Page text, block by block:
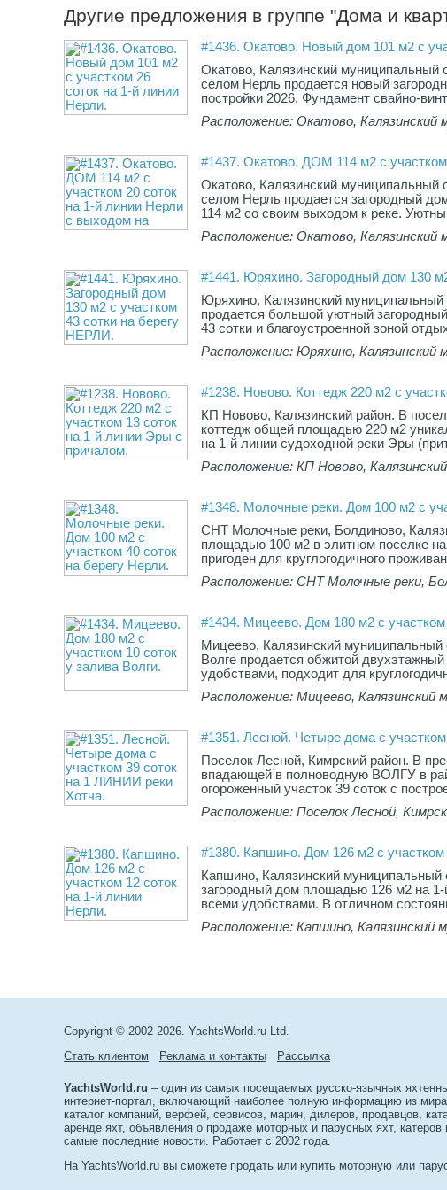
Другие предложения в группе "Дома и
#1436. Окатово. Новый дом 101 м2 с
Окатово, Калязинский
селом Нерль продается новый
постройки 2026. Фундамент свайно-
Расположение: Окатово, Калязинский
#1437. Окатово. ДОМ 114 м2 с
Окатово, Калязинский
селом Нерль продается загородный
114 м2 со своим выходом к реке.
Расположение: Окатово, Калязинский
#1441. Юряхино. Загородный дом 130
Юряхино, Калязинский муниципальный
продается большой уютный
43 сотки и благоустроенной зоной
Расположение: Юряхино, Калязинский
#1238. Новово. Коттедж 220 м2 с
КП Новово, Калязинский район. В
коттедж общей площадью 220 м2
на 1-й линии судоходной реки Эры
Расположение: КП Новово,
#1348. Молочные реки. Дом 100 м2 с
СНТ Молочные реки, Болдиново,
площадью 100 м2 в элитном поселке
пригоден для круглогодичного
Расположение: СНТ Молочные реки,
#1434. Мицеево. Дом 180 м2 с участком
Мицеево, Калязинский
Волге продается обжитой
удобствами, подходит для
Расположение: Мицеево, Калязинский
#1351. Лесной. Четыре дома с
Поселок Лесной, Кимрский район. В
впадающей в полноводную ВОЛГУ в
огороженный участок 39 соток с
Расположение: Поселок Лесной,
#1380. Капшино. Дом 126 м2 с
Капшино, Калязинский
загородный дом площадью 126 м2 на
всеми удобствами. В отличном
Расположение: Капшино, Калязинский
Copyright © 2002-2026. YachtsWorld.ru Ltd.
Стать клиентом
Реклама и контакты Рассылка
YachtsWorld.ru – один из самых посещаемых русско-язычных
интернет-портал, включающий наиболее полную информацию из
каталог компаний, верфей, сервисов, марин, дилеров, продавцов,
аренде яхт, объявления о продаже моторных и парусных яхт,
самые последние новости. Работает с 2002 года.
На YachtsWorld.ru вы сможете продать или купить моторную или